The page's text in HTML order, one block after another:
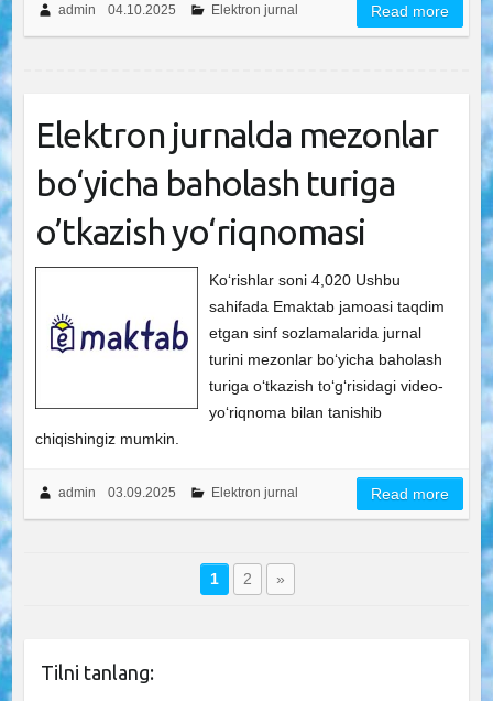
admin 04.10.2025 Elektron jurnal Read more
Elektron jurnalda mezonlar
bo‘yicha baholash turiga
o’tkazish yo‘riqnomasi
Ko‘rishlar soni 4,020 Ushbu
sahifada Emaktab jamoasi taqdim
etgan sinf sozlamalarida jurnal
turini mezonlar bo‘yicha baholash
turiga o‘tkazish to‘g‘risidagi video-
yo‘riqnoma bilan tanishib
chiqishingiz mumkin.
admin 03.09.2025 Elektron jurnal Read more
1 2 »
Tilni tanlang: